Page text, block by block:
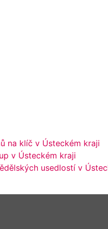
na klíč v Ústeckém kraji
v Ústeckém kraji
usedlostí v